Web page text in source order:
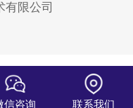
有限公司
信咨询 联系我们